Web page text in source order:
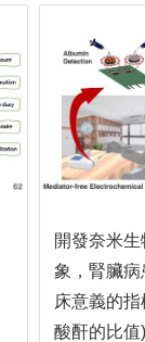
開發奈米
象，腎臟
床意義的
酸酐的比